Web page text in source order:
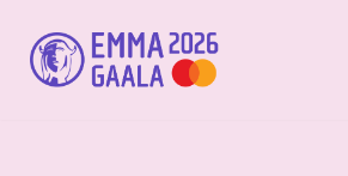
Siirry
suoraan